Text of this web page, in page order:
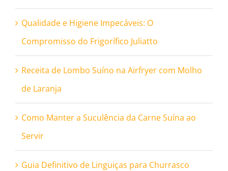
Qualidade e Higiene Impecáveis: O
Compromisso do Frigorífico Juliatto
Receita de Lombo Suíno na Airfryer com Molho
de Laranja
Como Manter a Suculência da Carne Suína ao
Servir
Guia Definitivo de Linguiças para Churrasco